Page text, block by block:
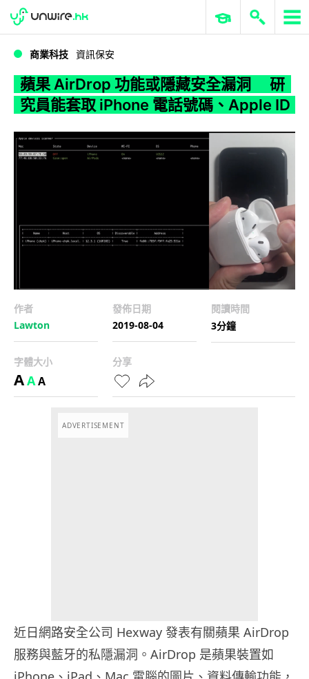
WWDC 2026 ERP 與商業 AI
商業科技 資訊保安
蘋果 AirDrop 功能或隱藏安全漏洞 研
究員能套取 iPhone 電話號碼、Apple ID
作者
Lawton
發佈日期
2019-08-04
閱讀時間
3分鐘
字體大小
AAA
分享
ADVERTISEMENT
近日網路安全公司 Hexway 發表有關蘋果 AirDrop
服務與藍牙的私隱漏洞。AirDrop 是蘋果裝置如